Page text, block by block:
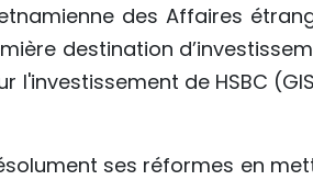
des Affaires
destination
l'investissement de HSBC
ses réformes en